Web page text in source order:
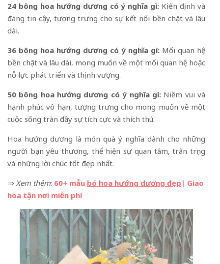
24 bông hoa hướng dương có ý nghĩa gì: Kiên định và
đáng tin cậy, tượng trưng cho sự kết nối bền chặt và lâu
dài.
36 bông hoa hướng dương có ý nghĩa gì: Mối quan hệ
bền chặt và lâu dài, mong muốn về một mối quan hệ hoặc
nỗ lực phát triển và thịnh vượng.
50 bông hoa hướng dương có ý nghĩa gì:Niềm vui và
hạnh phúc vô hạn, tượng trưng cho mong muốn về một
cuộc sống tràn đầy sự tích cực và thích thú.
Hoa hướng dương là món quà ý nghĩa dành cho những
người bạn yêu thương, thể hiện sự quan tâm, trân trọng
và những lời chúc tốt đẹp nhất.
⇒ Xem thêm: 60+ mẫu bó hoa hướng dương đẹp | Giao
hoa tận nơi miễn phí